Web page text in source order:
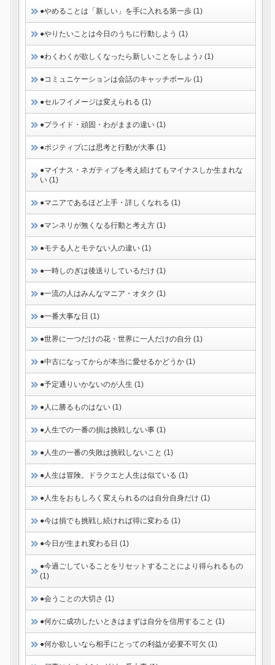
●やめることは「新しい」を手に入れる第一歩 (1)
●やりたいことは今日のうちに行動しよう (1)
●わくわくが欲しくなったら新しいことをしよう♪ (1)
●コミュニケーションは会話のキャッチボール (1)
●セルフイメージは変えられる (1)
●プライド・頑固・わがままの違い (1)
●ポジティブには思考と行動が大事 (1)
●マイナス・ネガティブを考え続けてもマイナスしか生まれな
い (1)
●マニアであるほど上手・詳しくなれる (1)
●マンネリが無くなる行動と考え方 (1)
●モテる人とモテない人の違い (1)
●一時しのぎは後送りしているだけ (1)
●一流の人はみんなマニア・オタク (1)
●一番大事な日 (1)
●世界に一つだけの花・世界に一人だけの自分 (1)
●中古になってからが本当に愛せるかどうか (1)
●予定通りいかないのが人生 (1)
●人に勝るものはない (1)
●人生での一番の損は挑戦しない事 (1)
●人生の一番の失敗は挑戦しないこと (1)
●人生は冒険。ドラクエと人生は似ている (1)
●人生をおもしろく変えられるのは自分自身だけ (1)
●今は損でも挑戦し続ければ得に変わる (1)
●今日が生まれ変わる日 (1)
●今過ごしていることをリセットすることにより得られるもの
(1)
●会うことの大切さ (1)
●何かに成功したいときはまずは自分を信用すること (1)
●何か欲しいなら相手にとっての利益が必要不可欠 (1)